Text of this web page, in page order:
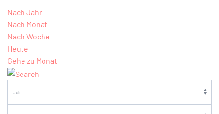
Nach Jahr
Nach Monat
Nach Woche
Heute
Gehe zu Monat